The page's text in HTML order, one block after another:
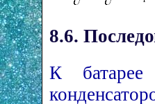
8.6.
К батарее